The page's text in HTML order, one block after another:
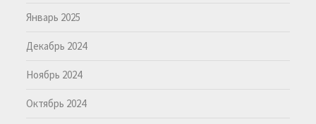
Январь 2025
Декабрь 2024
Ноябрь 2024
Октябрь 2024